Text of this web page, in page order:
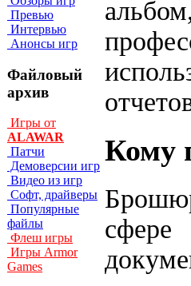
Превью
Интервью
Анонсы игр
Файловый
архив
Игры от
ALAWAR
Патчи
Демоверсии игр
Видео из игр
Софт, драйверы
Популярные
файлы
Флеш игры
Игры Armor
Games
Кому